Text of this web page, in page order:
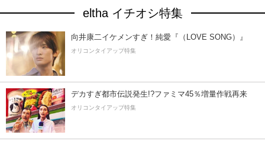
eltha イチオシ特集
向井康二イケメンすぎ！純愛『（LOVE SONG）』
オリコンタイアップ特集
デカすぎ都市伝説発生!?ファミマ45％増量作戦再来
オリコンタイアップ特集